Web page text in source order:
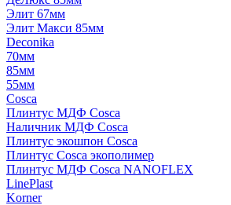
Элит 67мм
Элит Макси 85мм
Deconika
70мм
85мм
55мм
Cosca
Плинтус МДФ Cosca
Наличник МДФ Cosca
Плинтус экошпон Cosca
Плинтус Cosca экополимер
Плинтус МДФ Cosca NANOFLEX
LinePlast
Korner